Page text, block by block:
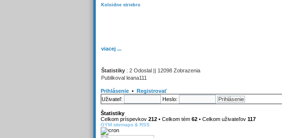
Koloidne striebro
viacej ...
Štatistiky : 2 Odoslal || 12098 Zobrazenia
Publikoval leana111
Prihlásenie • Registrovať
Uživateľ:
Heslo:
Štatistiky
Celkom príspevkov 212 • Celkom tém 62 • Celkom uživateľov 117
GYM sitemaps & RSS